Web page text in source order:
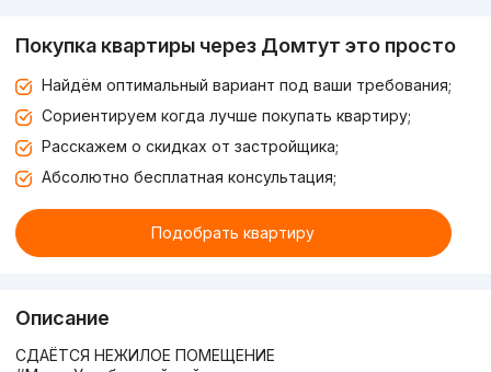
Покупка квартиры через Домтут это просто
Найдём оптимальный вариант под ваши требования;
Сориентируем когда лучше покупать квартиру;
Расскажем о скидках от застройщика;
Абсолютно бесплатная консультация;
Подобрать квартиру
Описание
СДАЁТСЯ НЕЖИЛОЕ ПОМЕЩЕНИЕ